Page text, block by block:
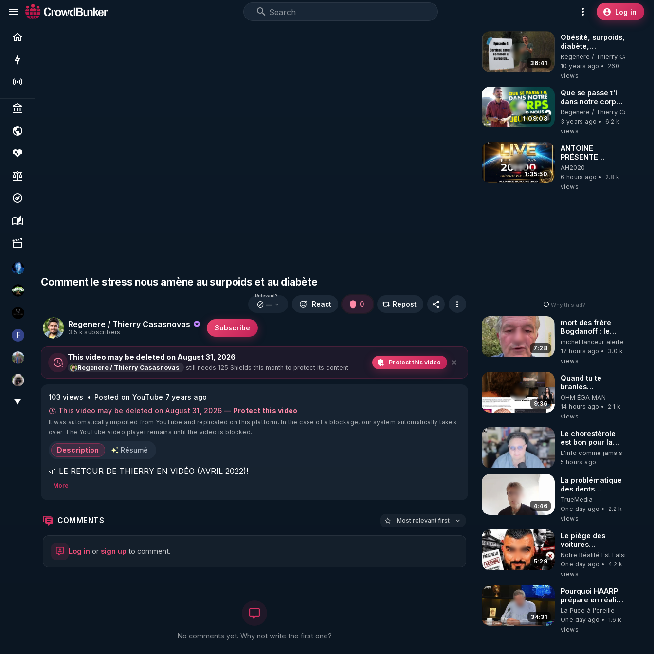
Log in
Live
Politics & institutions
Society, justice & freedoms
Economy, environment & technology
Science, history & spirituality
Culture, media & entertainment
AH2020
DMSO pour TOUS
La vérité
FFinalscape
Nicolas BOUVIER
Priscane
▼
Comment le stress nous amène au surpoids et au diabète
Regenere / Thierry Casasnovas
3.5 k subscribers
Subscribe
Relevant?
— React 0 Repost
This video may be deleted on August 31, 2026
Regenere / Thierry Casasnovas still needs 125 Shields this month to protect its content
Protect this video
103 views
Posted on YouTube 7 years ago
This video may be deleted on August 31, 2026 — Protect this video
It was automatically imported from YouTube and replicated on this platform. In the case of a blockage, our system automatically takes
over. The YouTube video player remains until the video is blocked.
Description Résumé
🌱 LE RETOUR DE THIERRY EN VIDÉO (AVRIL 2022)!
🌱 LE MAGAZINE RÉGÉNÈRE
http://rgnr.li/ymag
More
COMMENTS Most relevant first
Log in or sign up to comment.
No comments yet. Why not write the first one?
36:41
Obésité, surpoids,
diabète,
comprendre et
agir n°4 -
Cortisol, stress &
www.regenere.org
Regenere / Thierry
10 years ago
260
views
1:09:08
Que se passe t'il
dans notre corps
quand nous
jeûnons ?
Regenere / Thierry
3 years ago
6.2 k
views
1:35:50
ANTOINE
PRÉSENTE
AH2020 LE LIVE
20H ***DU
06/08/2026***
AH2020
6 hours ago
2.8 k
views
Why this ad?
7:28
mort des frère
Bogdanoff : le
mensonge d état
michel lanceur alerte
17 hours ago
3.0 k
views
9:36
Quand tu te
branles
bonhomme tu
émets des ondes
ils ont juste omis
OHM ÉGA MAN
14 hours ago
2.1 k
views
Le chorestérole
est bon pour la
santé, ils nous
volent l'eau ! 😒🤢
https://odysee.com/
L'info comme jamais
5 hours ago
4:46
La problématique
des dents
dévitalisées et
des implants
TrueMedia
One day ago
2.2 k
views
5:29
Le piège des
voitures
électriques se
referme sur les
usagers !
Notre Réalité Est Falsifiée Et
One day ago
4.2 k
views
34:31
Pourquoi HAARP
prépare en réalité
un CHAOS
climatique, on
répond
La Puce à l'oreille
One day ago
1.6 k
views